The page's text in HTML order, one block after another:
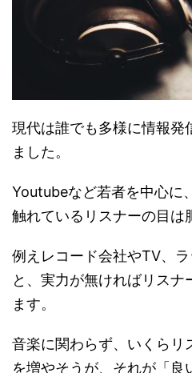
現代は誰でも多様に情報発
ました。
Youtubeなど若者を中心に
触れているリスナーの目は
例えレコード会社やTV、
と、実力が無ければリス
ます。
音楽に関わらず、いくらリ
を増やそうが、それが「